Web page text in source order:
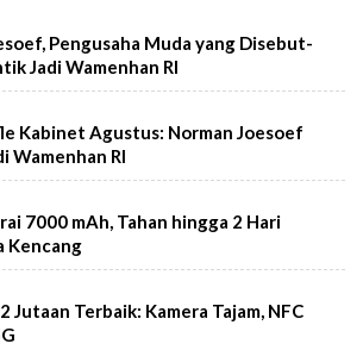
Pengusaha Muda yang Disebut-
Jadi Wamenhan RI
Kabinet Agustus: Norman Joesoef
Wamenhan RI
7000 mAh, Tahan hingga 2 Hari
Kencang
Jutaan Terbaik: Kamera Tajam, NFC